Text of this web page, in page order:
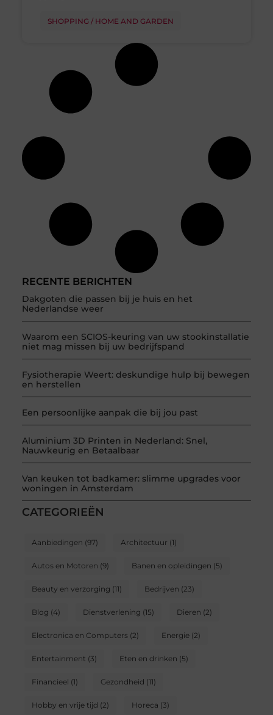
RECENTE BERICHTEN
Dakgoten die passen bij je huis en het
Nederlandse weer
Waarom een SCIOS-keuring van uw stookinstallatie
niet mag missen bij uw bedrijfspand
Fysiotherapie Weert: deskundige hulp bij bewegen
en herstellen
Een persoonlijke aanpak die bij jou past
Aluminium 3D Printen in Nederland: Snel,
Nauwkeurig en Betaalbaar
Van keuken tot badkamer: slimme upgrades voor
woningen in Amsterdam
CATEGORIEËN
Aanbiedingen (97) Architectuur (1)
Autos en Motoren (9) Banen en opleidingen (5)
Beauty en verzorging (11) Bedrijven (23)
Blog (4) Dienstverlening (15) Dieren (2)
Electronica en Computers(2) Energie(2)
Entertainment (3) Eten en drinken (5)
Financieel (1) Gezondheid (11)
Hobby en vrije tijd (2) Horeca (3)
SHOPPING / HOME AND GARDEN